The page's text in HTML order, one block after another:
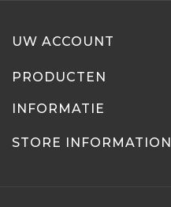
UW ACCOUNT
PRODUCTEN
INFORMATIE
STORE INFORMATION